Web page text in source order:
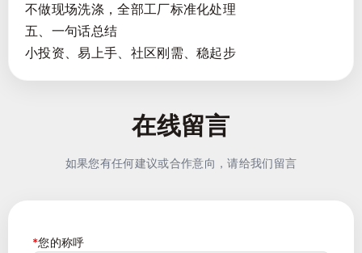
不做现场洗涤，全部工厂标准化处理
五、一句话总结
小投资、易上手、社区刚需、稳起步
在线留言
如果您有任何建议或合作意向，请给我们留言
*您的称呼